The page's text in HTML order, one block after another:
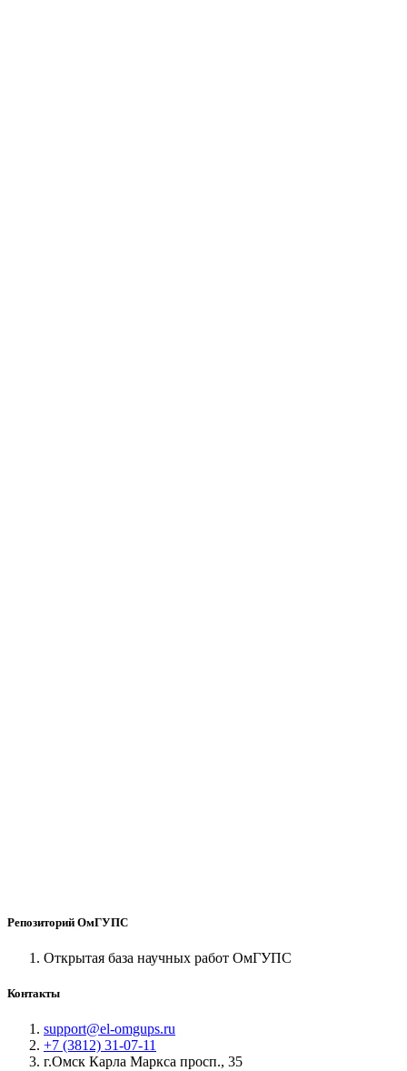
Репозиторий ОмГУПС
Открытая база научных работ ОмГУПС
Контакты
support@el-omgups.ru
+7 (3812) 31-07-11
г.Омск Карла Маркса просп., 35